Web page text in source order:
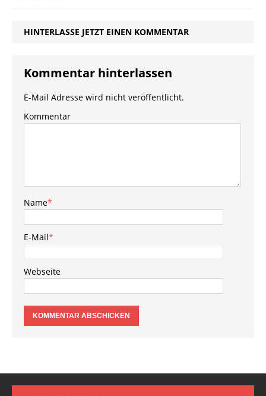
HINTERLASSE JETZT EINEN KOMMENTAR
Kommentar hinterlassen
E-Mail Adresse wird nicht veröffentlicht.
Kommentar
Name*
E-Mail*
Webseite